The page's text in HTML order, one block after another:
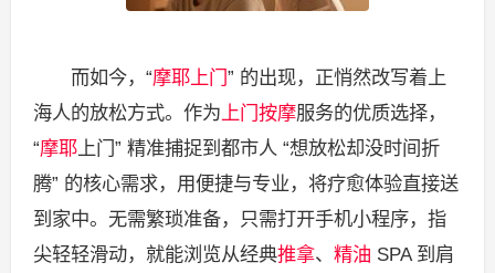
而如今，“摩耶上门” 的出现，正悄然改写着上
海人的放松方式。作为 上门按摩服务的优质选择，
“摩耶上门” 精准捕捉到都市人 “想放松却没时间折
腾” 的核心需求，用便捷与专业，将疗愈体验直接送
到家中。无需繁琐准备，只需打开手机小程序，指
尖轻轻滑动，就能浏览从经典推拿、 精油 SPA 到肩